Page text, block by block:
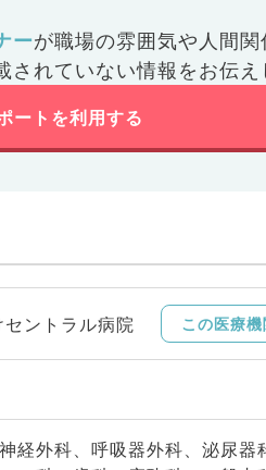
ーが職場の雰囲気や人間関
されていない情報をお伝え
ートを利用する
ントラル病院 この医療
経外科、呼吸器外科、泌尿器